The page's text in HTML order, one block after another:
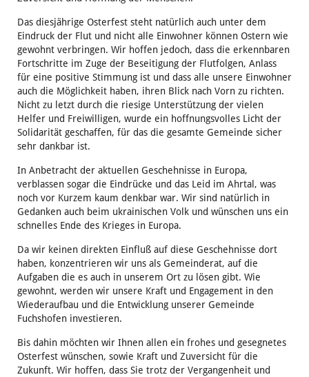
Das diesjährige Osterfest steht natürlich auch unter dem
Eindruck der Flut und nicht alle Einwohner können Ostern wie
gewohnt verbringen. Wir hoffen jedoch, dass die erkennbaren
Fortschritte im Zuge der Beseitigung der Flutfolgen, Anlass
für eine positive Stimmung ist und dass alle unsere Einwohner
auch die Möglichkeit haben, ihren Blick nach Vorn zu richten.
Nicht zu letzt durch die riesige Unterstützung der vielen
Helfer und Freiwilligen, wurde ein hoffnungsvolles Licht der
Solidarität geschaffen, für das die gesamte Gemeinde sicher
sehr dankbar ist.
In Anbetracht der aktuellen Geschehnisse in Europa,
verblassen sogar die Eindrücke und das Leid im Ahrtal, was
noch vor Kurzem kaum denkbar war. Wir sind natürlich in
Gedanken auch beim ukrainischen Volk und wünschen uns ein
schnelles Ende des Krieges in Europa.
Da wir keinen direkten Einfluß auf diese Geschehnisse dort
haben, konzentrieren wir uns als Gemeinderat, auf die
Aufgaben die es auch in unserem Ort zu lösen gibt. Wie
gewohnt, werden wir unsere Kraft und Engagement in den
Wiederaufbau und die Entwicklung unserer Gemeinde
Fuchshofen investieren.
Bis dahin möchten wir Ihnen allen ein frohes und gesegnetes
Osterfest wünschen, sowie Kraft und Zuversicht für die
Zukunft. Wir hoffen, dass Sie trotz der Vergangenheit und